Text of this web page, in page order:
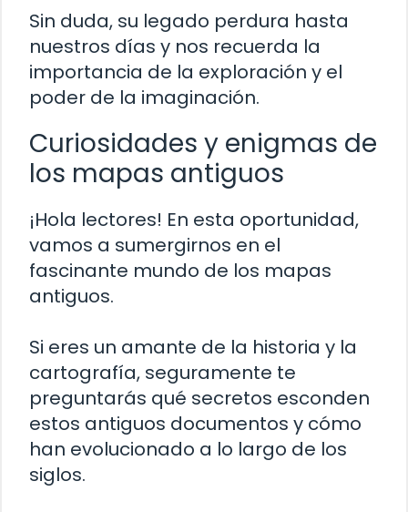
Sin duda, su legado perdura hasta
nuestros días y nos recuerda la
importancia de la exploración y el
poder de la imaginación.
Curiosidades y enigmas de
los mapas antiguos
¡Hola lectores! En esta oportunidad,
vamos a sumergirnos en el
fascinante mundo de los mapas
antiguos.
Si eres un amante de la historia y la
cartografía, seguramente te
preguntarás qué secretos esconden
estos antiguos documentos y cómo
han evolucionado a lo largo de los
siglos.